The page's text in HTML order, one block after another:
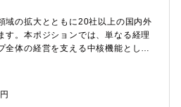
域の拡大とともに20社以上の国内外
す。本ポジションでは、単なる経理
全体の経営を支える中核機能とし
ジタルの力で経理を変革したい」そ
な環境です。■ ポジションの魅力・
に関わるスケールの大きな経理業